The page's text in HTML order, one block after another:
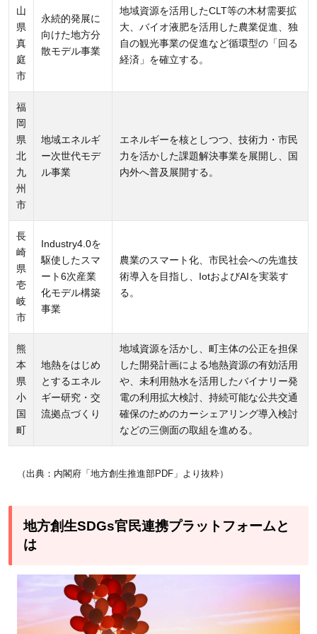
山
県
真
庭
市
永続的発展に
向けた地方分
散モデル事業
地域資源を活用したCLT等の木材需要拡
大、バイオ液肥を活用した農業促進、独
自の観光事業の促進など循環型の「回る
経済」を確立する。
福
岡
県
北
九
州
市
地域エネルギ
ー次世代モデ
ル事業
エネルギーを核としつつ、技術力・市民
力を活かした課題解決事業を展開し、国
内外へ普及展開する。
長
崎
県
壱
岐
市
Industry4.0を
駆使したスマ
ート6次産業
化モデル構築
事業
農業のスマート化、市民社会への先進技
術導入を目指し、IotおよびAIを実装す
る。
熊
本
県
小
国
町
地熱をはじめ
とするエネル
ギー研究・交
流拠点づくり
地域資源を活かし、町主体の公正を担保
した開発計画による地熱資源の有効活用
や、未利用熱水を活用したバイナリー発
電の利用拡大検討、持続可能な公共交通
確保のためのカーシェアリング導入検討
などの三側面の取組を進める。
（出典：内閣府「地方創生推進部PDF」より抜粋）
地方創生SDGs官民連携プラットフォームと
は